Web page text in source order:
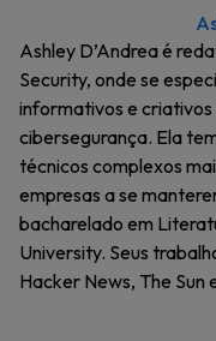
Ashley D’Andrea é
Security, onde se
informativos e
cibersegurança. Ela
técnicos complexos
empresas a se
bacharelado em
University. Seus
Hacker News, The Sun